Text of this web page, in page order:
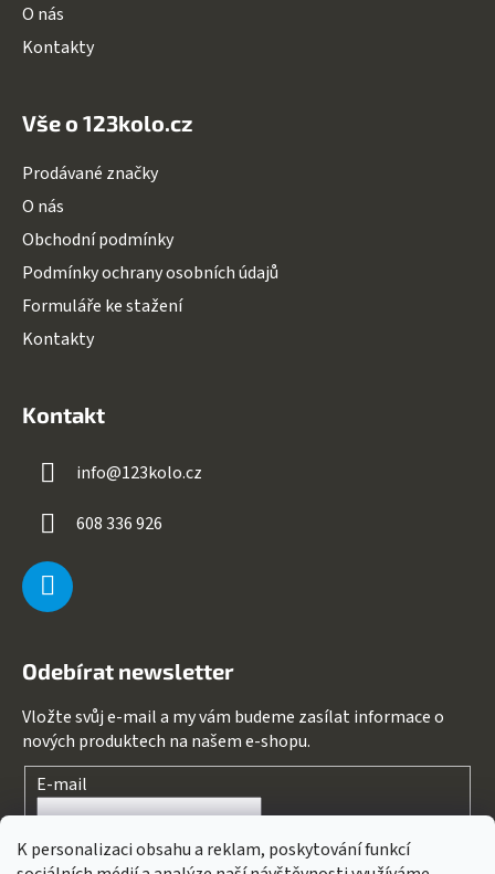
K personalizaci obsahu a reklam, poskytování funkcí
O nás
Kontakty
Vše o 123kolo.cz
Prodávané značky
O nás
Obchodní podmínky
Podmínky ochrany osobních údajů
Formuláře ke stažení
Kontakty
Kontakt
info@123kolo.cz
608 336 926
Odebírat newsletter
Vložte svůj e-mail a my vám budeme zasílat informace o
nových produktech na našem e-shopu.
E-mail
Souhlasím spodmínkami ochrany osobních údajů